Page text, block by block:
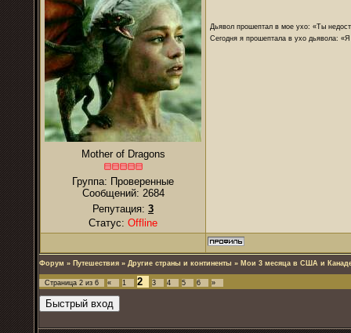
Mother of Dragons
Группа: Проверенные
Сообщений: 2684
Репутация: 3
Статус: Offline
Дьявол прошептал в мое ухо: «Ты
Сегодня я прошептала в ухо дьявола:
Форум » Путешествия » Другие страны и континенты » Мои 3 месяца в США и
Страница 2 из 6 « 1 2 3 4 5 6 »